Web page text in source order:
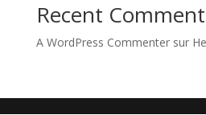
Recent
A WordPress Commentersur